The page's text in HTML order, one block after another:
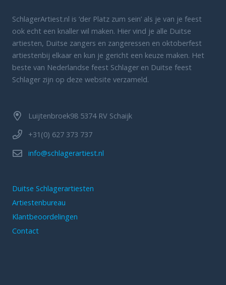
SchlagerArtiest.nl is ‘der Platz zum sein’ als je van je feest
ook echt een knaller wil maken. Hier vind je alle Duitse
artiesten, Duitse zangers en zangeressen en oktoberfest
artiestenbij elkaar en kun je gericht een keuze maken. Het
beste van Nederlandse feest Schlager en Duitse feest
Schlager zijn op deze website verzameld.
Luijtenbroek98 5374 RV Schaijk
+31(0) 627 373 737
info@schlagerartiest.nl
Duitse Schlagerartiesten
Artiestenbureau
Klantbeoordelingen
Contact